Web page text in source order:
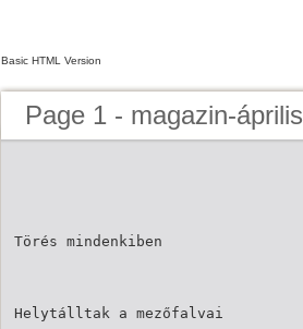
Basic HTML Version
Page 1 - magazin-április
Törés mindenkiben
Helytálltak a mezőfalvai